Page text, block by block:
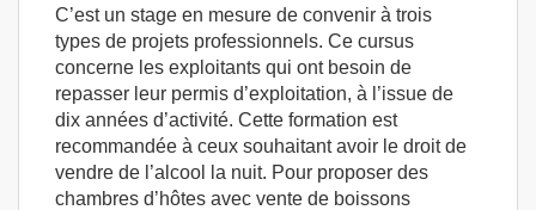
C’est un stage en mesure de convenir à trois
types de projets professionnels. Ce cursus
concerne les exploitants qui ont besoin de
repasser leur permis d’exploitation, à l’issue de
dix années d’activité. Cette formation est
recommandée à ceux souhaitant avoir le droit de
vendre de l’alcool la nuit. Pour proposer des
chambres d’hôtes avec vente de boissons